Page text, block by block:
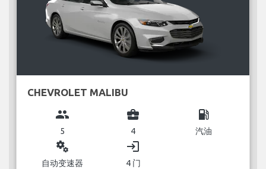
CHEVROLET MALIBU
group
5
business_center
4
local_gas_station
汽油
miscellaneous_services
自动变速器
login
4 门